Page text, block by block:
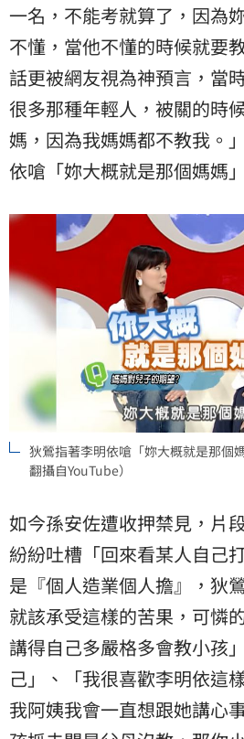
一名，不能考就算了，因為
不懂，當他不懂的時候就要
話更被網友視為神預言，當
很多那種年輕人，被關的時
媽，因為我媽媽都不教我。
依嗆「妳大概就是那個媽媽
狄鶯指著李明依嗆「妳大概就是那個
翻攝自YouTube）
如今孫安佐遭收押禁見，片
紛紛吐槽「回來看某人自己
是『個人造業個人擔』，狄
就該承受這樣的苦果，可憐
講得自己多嚴格多會教小孩
己」、「我很喜歡李明依這
我阿姨我會一直想跟她講心